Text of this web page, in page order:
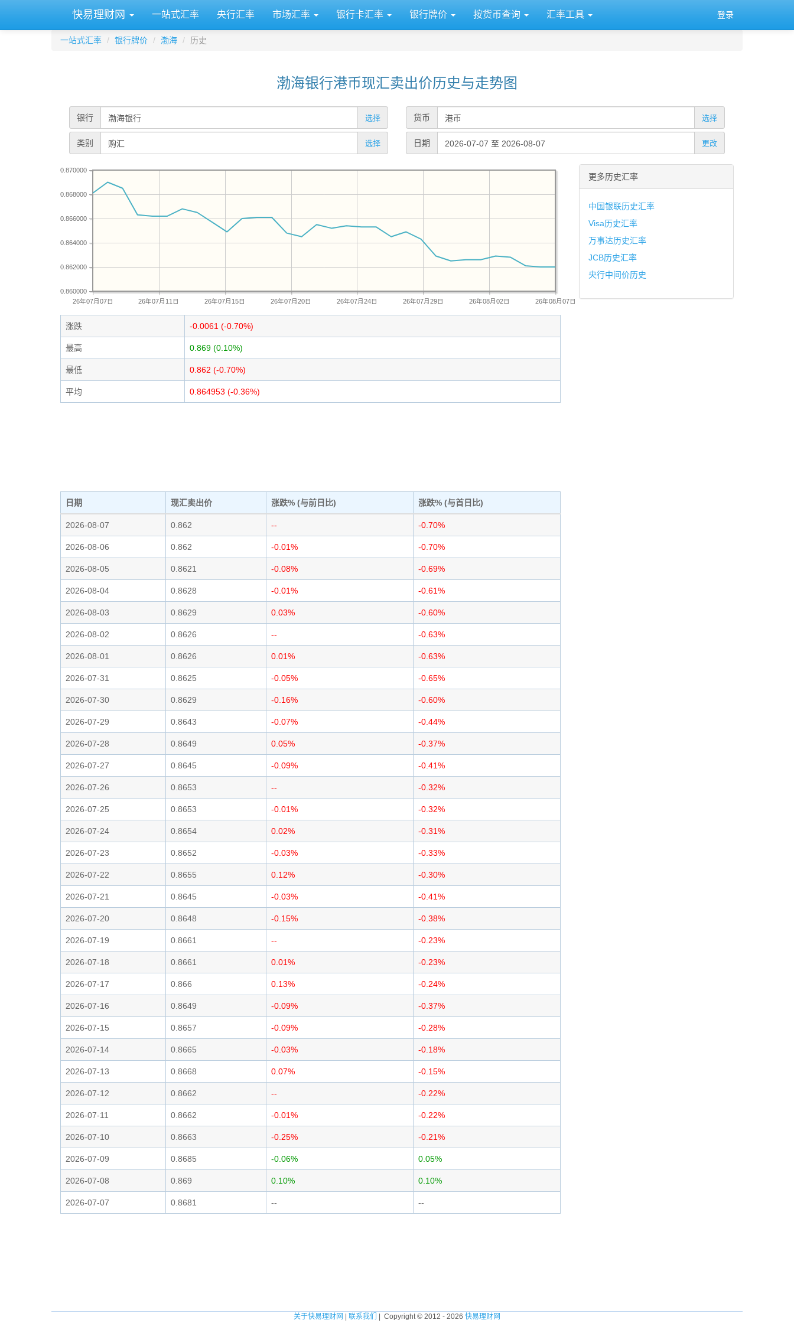
快易理财网 一站式汇率 央行汇率 市场汇率 银行卡汇率 银行牌价 按货币查询 汇率工具 登录
一站式汇率 银行牌价 渤海 历史
渤海银行港币现汇卖出价历史与走势图
银行 选择 货币 选择
类别 选择 日期 更改
26年07月07日 26年07月11日 26年07月15日 26年07月20日 26年07月24日 26年07月29日 26年08月02日 26年08月07日
0.860000
0.862000
0.864000
0.866000
0.868000
0.870000
涨跌 -0.0061 (-0.70%)
最高 0.869 (0.10%)
最低 0.862 (-0.70%)
平均 0.864953 (-0.36%)
日期 现汇卖出价 涨跌% (与前日比) 涨跌% (与首日比)
2026-08-07 0.862 -- -0.70%
2026-08-06 0.862 -0.01% -0.70%
2026-08-05 0.8621 -0.08% -0.69%
2026-08-04 0.8628 -0.01% -0.61%
2026-08-03 0.8629 0.03% -0.60%
2026-08-02 0.8626 -- -0.63%
2026-08-01 0.8626 0.01% -0.63%
2026-07-31 0.8625 -0.05% -0.65%
2026-07-30 0.8629 -0.16% -0.60%
2026-07-29 0.8643 -0.07% -0.44%
2026-07-28 0.8649 0.05% -0.37%
2026-07-27 0.8645 -0.09% -0.41%
2026-07-26 0.8653 -- -0.32%
2026-07-25 0.8653 -0.01% -0.32%
2026-07-24 0.8654 0.02% -0.31%
2026-07-23 0.8652 -0.03% -0.33%
2026-07-22 0.8655 0.12% -0.30%
2026-07-21 0.8645 -0.03% -0.41%
2026-07-20 0.8648 -0.15% -0.38%
2026-07-19 0.8661 -- -0.23%
2026-07-18 0.8661 0.01% -0.23%
2026-07-17 0.866 0.13% -0.24%
2026-07-16 0.8649 -0.09% -0.37%
2026-07-15 0.8657 -0.09% -0.28%
2026-07-14 0.8665 -0.03% -0.18%
2026-07-13 0.8668 0.07% -0.15%
2026-07-12 0.8662 -- -0.22%
2026-07-11 0.8662 -0.01% -0.22%
2026-07-10 0.8663 -0.25% -0.21%
2026-07-09 0.8685 -0.06% 0.05%
2026-07-08 0.869 0.10% 0.10%
2026-07-07 0.8681 -- --
更多历史汇率
中国银联历史汇率
Visa历史汇率
万事达历史汇率
JCB历史汇率
央行中间价历史
关于快易理财网 联系我们 | Copyright © 2012 - 2026 快易理财网